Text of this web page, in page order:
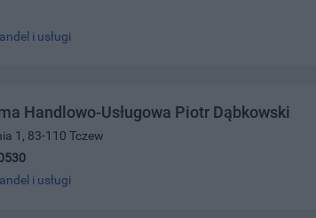
i usługi
Handlowo-Usługowa Piotr Dąbkowski
1, 83-110 Tczew
i usługi